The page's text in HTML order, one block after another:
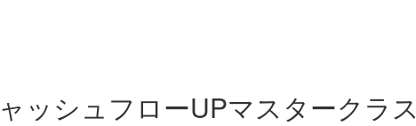
ッシュフローUPマスタークラス